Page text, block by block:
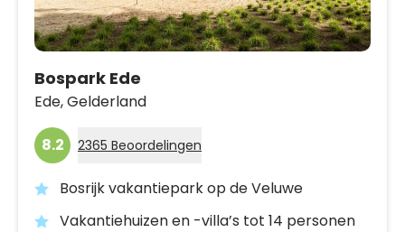
Bospark Ede
Ede,Gelderland
8.2 2365 Beoordelingen
Bosrijk vakantiepark op de Veluwe
Vakantiehuizen en -villa’s tot 14 personen